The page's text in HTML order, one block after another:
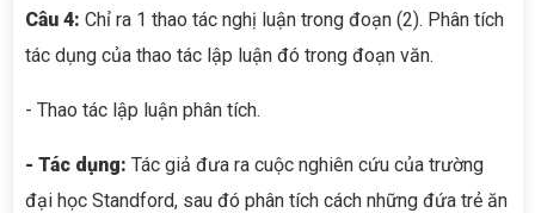
Câu 4: Chỉ ra 1 thao tác nghị luận trong đoạn (2). Phân tích
tác dụng của thao tác lập luận đó trong đoạn văn.
- Thao tác lập luận phân tích.
- Tác dụng: Tác giả đưa ra cuộc nghiên cứu của trường
đại học Standford, sau đó phân tích cách những đứa trẻ ăn